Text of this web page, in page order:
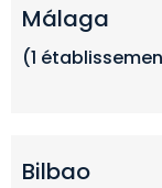
Málaga
(1
Bilbao